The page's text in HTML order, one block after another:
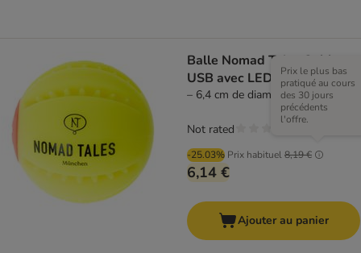
Balle Nomad Tales Spirit
USB avec LED
– 6,4 cm de diamètre
-25.03% Prix habituel8,19 €
Prix le plus bas
pratiqué au cours
des 30 jours
précédents
l'offre.
6,14 €
Not rated
Ajouter au panier